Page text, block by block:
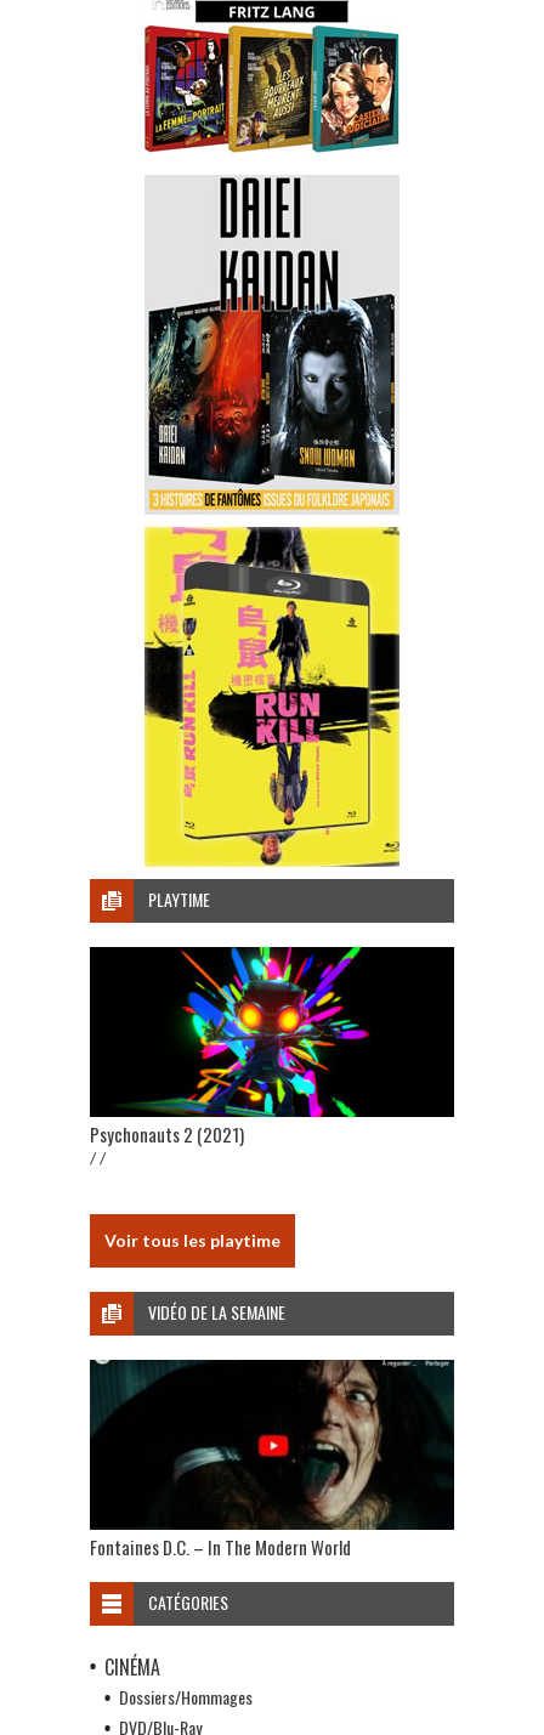
PLAYTIME
Psychonauts 2 (2021)
/ /
Voir tous les playtime
VIDÉO DE LA SEMAINE
Fontaines D.C. – In The Modern World
CATÉGORIES
CINÉMA
Dossiers/Hommages
DVD/Blu-Ray